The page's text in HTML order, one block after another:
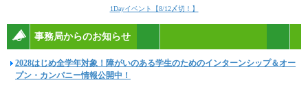
1Dayイベント【8/12〆切！】
事務局からのお知らせ
2028はじめ全学年対象！障がいのある学生のためのインターンシップ＆オー
プン・カンパニー情報公開中！